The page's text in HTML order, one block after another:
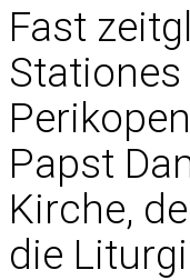
Fast
Papst
Kirche,
die